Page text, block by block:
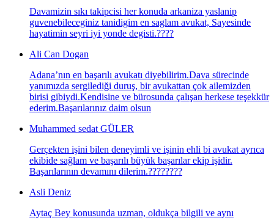
Davamizin sıkı takipcisi her konuda arkaniza yaslanip
guvenebileceginiz tanidigim en saglam avukat, Sayesinde
hayatimin seyri iyi yonde degisti.????
Ali Can Dogan
Adana’nın en başarılı avukatı diyebilirim.Dava sürecinde
yanımızda sergilediği duruş, bir avukattan çok ailemizden
birisi gibiydi.Kendisine ve bürosunda çalışan herkese teşekkür
ederim.Başarılarınız daim olsun
Muhammed sedat GÜLER
Gerçekten işini bilen deneyimli ve işinin ehli bi avukat ayrıca
ekibide sağlam ve başarılı büyük başarılar ekip işidir.
Başarılarının devamını dilerim.????????
Asli Deniz
Aytaç Bey konusunda uzman, oldukça bilgili ve aynı